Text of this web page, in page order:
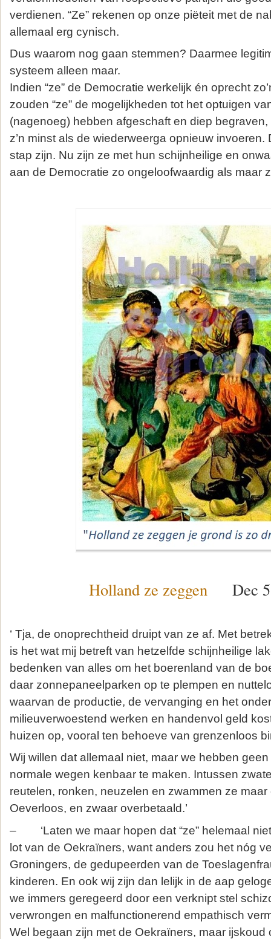
verdienen. “Ze” rekenen op onze piëteit met de
allemaal erg cynisch.
Dus waarom nog gaan stemmen? Daarmee
systeem alleen maar.
Indien “ze” de Democratie werkelijk én oprecht
zouden “ze” de mogelijkheden tot het optuigen
(nagenoeg) hebben afgeschaft en diep
z’n minst als de wiederweerga opnieuw invoeren.
stap zijn. Nu zijn ze met hun schijnheilige en
aan de Democratie zo ongeloofwaardig als maar
Holland ze zeggen Dec
‘ Tja, de onoprechtheid druipt van ze af. Met
is het wat mij betreft van hetzelfde schijnheilige
bedenken van alles om het boerenland van de
daar zonnepaneelparken op te plempen en
waarvan de productie, de vervanging en het
milieuverwoestend werken en handenvol geld
huizen op, vooral ten behoeve van grenzenloos
Wij willen dat allemaal niet, maar we hebben
normale wegen kenbaar te maken. Intussen
reutelen, ronken, neuzelen en zwammen ze
Oeverloos, en zwaar overbetaald.’
– ‘Laten we maar hopen dat “ze” helemaal
lot van de Oekraïners, want anders zou het nóg
Groningers, de gedupeerden van de
kinderen. En ook wij zijn dan lelijk in de aap
we immers geregeerd door een verknipt stel
verwrongen en malfunctionerend empathisch
Wel begaan zijn met de Oekraïners, maar